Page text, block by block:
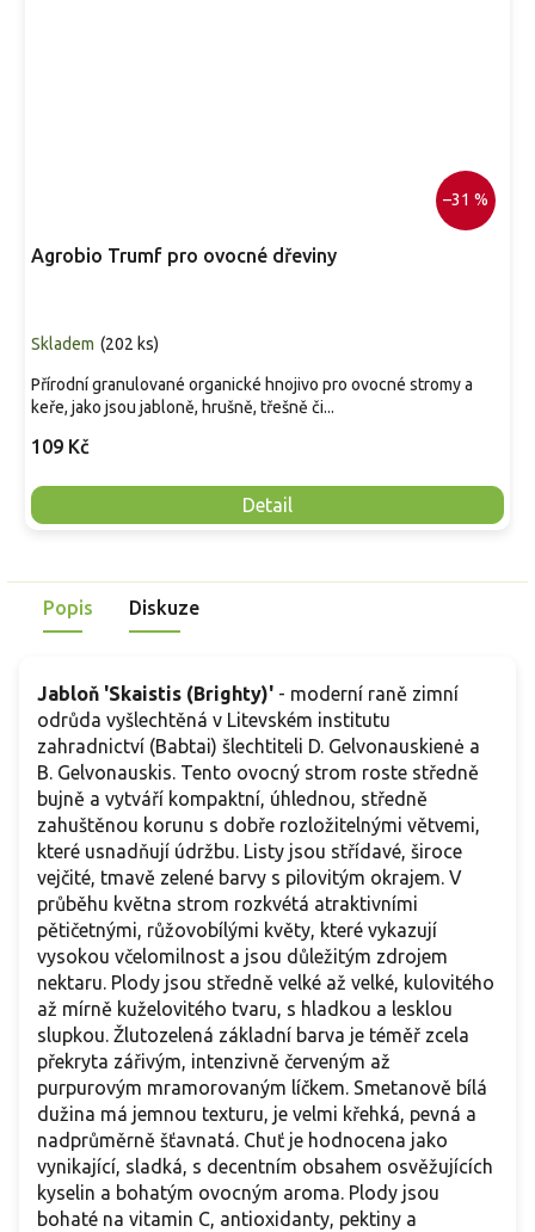
–31 %
Agrobio Trumf pro ovocné dřeviny
Skladem (202 ks)
109 Kč
Detail
Přírodní granulované organické hnojivo pro ovocné stromy a
keře, jako jsou jabloně, hrušně, třešně či...
Popis Diskuze
Jabloň 'Skaistis (Brighty)' - moderní raně zimní
odrůda vyšlechtěná v Litevském institutu
zahradnictví (Babtai) šlechtiteli D. Gelvonauskienė a
B. Gelvonauskis. Tento ovocný strom roste středně
bujně a vytváří kompaktní, úhlednou, středně
zahuštěnou korunu s dobře rozložitelnými větvemi,
které usnadňují údržbu. Listy jsou střídavé, široce
vejčité, tmavě zelené barvy s pilovitým okrajem. V
průběhu května strom rozkvétá atraktivními
pětičetnými, růžovobílými květy, které vykazují
vysokou včelomilnost a jsou důležitým zdrojem
nektaru. Plody jsou středně velké až velké, kulovitého
až mírně kuželovitého tvaru, s hladkou a lesklou
slupkou. Žlutozelená základní barva je téměř zcela
překryta zářivým, intenzivně červeným až
purpurovým mramorovaným líčkem. Smetanově bílá
dužina má jemnou texturu, je velmi křehká, pevná a
nadprůměrně šťavnatá. Chuť je hodnocena jako
vynikající, sladká, s decentním obsahem osvěžujících
kyselin a bohatým ovocným aroma. Plody jsou
bohaté na vitamin C, antioxidanty, pektiny a